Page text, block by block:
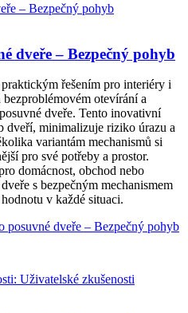
dveře – Bezpečný pohyb
řešením pro interiéry i
otevírání a
dveře. Tento inovativní
dveří, minimalizuje riziko úrazu a
variantám mechanismů si
pro své potřeby a prostor.
domácnost, obchod nebo
s bezpečným mechanismem
v každé situaci.
posuvné dveře – Bezpečný pohyb